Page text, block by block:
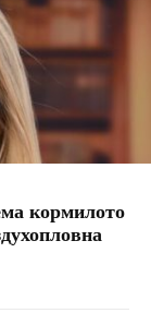
кормилото